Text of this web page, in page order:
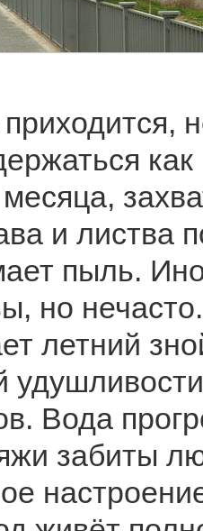
приходится,
как
и листва
пыль.
но
летний
Вода
забиты